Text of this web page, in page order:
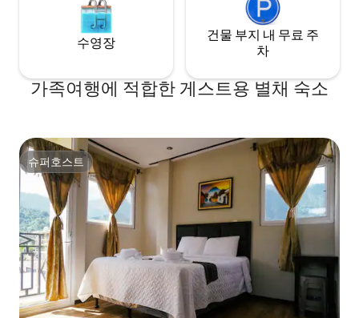
수영장
건물 부지 내 무료 주
차
가족여행에 적합한 게스트용 별채 숙소
슈퍼호스트
슈퍼호스트